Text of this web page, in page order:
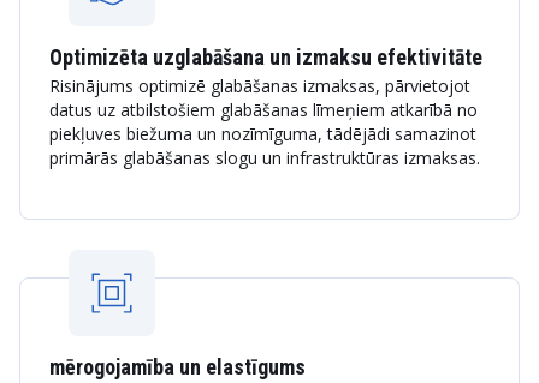
Optimizēta uzglabāšana un izmaksu efektivitāte
Risinājums optimizē glabāšanas izmaksas, pārvietojot
datus uz atbilstošiem glabāšanas līmeņiem atkarībā no
piekļuves biežuma un nozīmīguma, tādējādi samazinot
primārās glabāšanas slogu un infrastruktūras izmaksas.
mērogojamība un elastīgums